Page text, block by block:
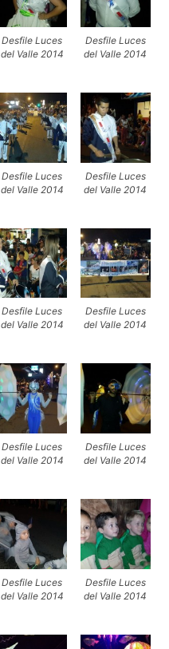
Desfile Luces
del Valle 2014
Desfile Luces
del Valle 2014
Desfile Luces
del Valle 2014
Desfile Luces
del Valle 2014
Desfile Luces
del Valle 2014
Desfile Luces
del Valle 2014
Desfile Luces
del Valle 2014
Desfile Luces
del Valle 2014
Desfile Luces
del Valle 2014
Desfile Luces
del Valle 2014